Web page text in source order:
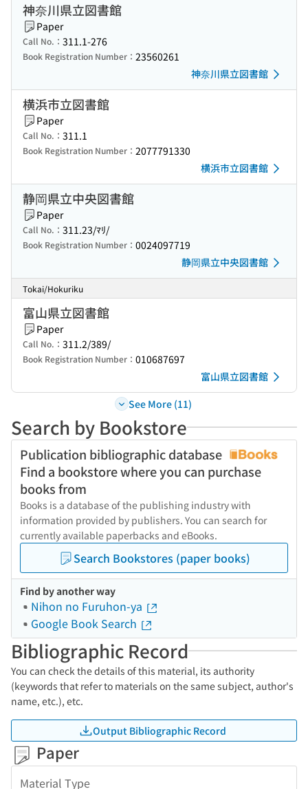
神奈川県立図書館
Paper
Call No.： 311.1-276
Book Registration Number： 23560261
神奈川県立図書館
横浜市立図書館
Paper
Call No.： 311.1
Book Registration Number： 2077791330
横浜市立図書館
静岡県立中央図書館
Paper
Call No.： 311.23/ﾏﾘ/
Book Registration Number： 0024097719
静岡県立中央図書館
Tokai/Hokuriku
富山県立図書館
Paper
Call No.： 311.2/389/
Book Registration Number： 010687697
富山県立図書館
See More (11)
Search by Bookstore
Publication bibliographic database
Find a bookstore where you can purchase
books from
Books is a database of the publishing industry with
information provided by publishers. You can search for
currently available paperbacks and eBooks.
Search Bookstores (paper books)
Find by another way
Nihon no Furuhon-ya
Google Book Search
Bibliographic Record
You can check the details of this material, its authority
(keywords that refer to materials on the same subject, author's
name, etc.), etc.
Output Bibliographic Record
Paper
Material Type